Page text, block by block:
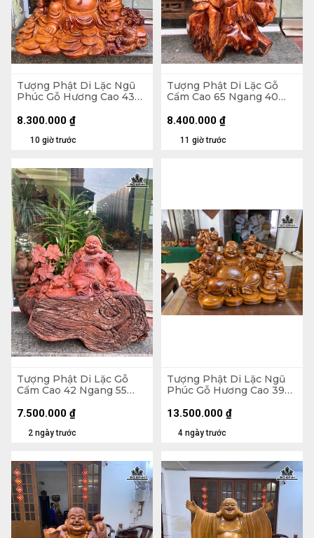
Tượng Phật Di Lặc Ngũ
Phúc Gỗ Hương Cao 43
10 giờ trước
8.300.000 ₫
Tượng Phật Di Lặc Gỗ
Cẩm Cao 65 Ngang 40
11 giờ trước
8.400.000 ₫
Tượng Phật Di Lặc Gỗ
Cẩm Cao 42 Ngang 55
2 ngày trước
7.500.000 ₫
Tượng Phật Di Lặc Ngũ
Phúc Gỗ Hương Cao 39
4 ngày trước
13.500.000 ₫